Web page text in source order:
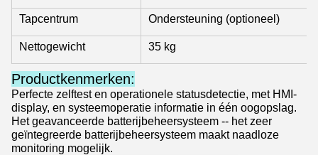
Tapcentrum Ondersteuning (optioneel)
Nettogewicht 35 kg
Productkenmerken:
Perfecte zelftest en operationele statusdetectie, met HMI-
display, en systeemoperatie informatie in één oogopslag.
Het geavanceerde batterijbeheersysteem -- het zeer
geïntegreerde batterijbeheersysteem maakt naadloze
monitoring mogelijk.